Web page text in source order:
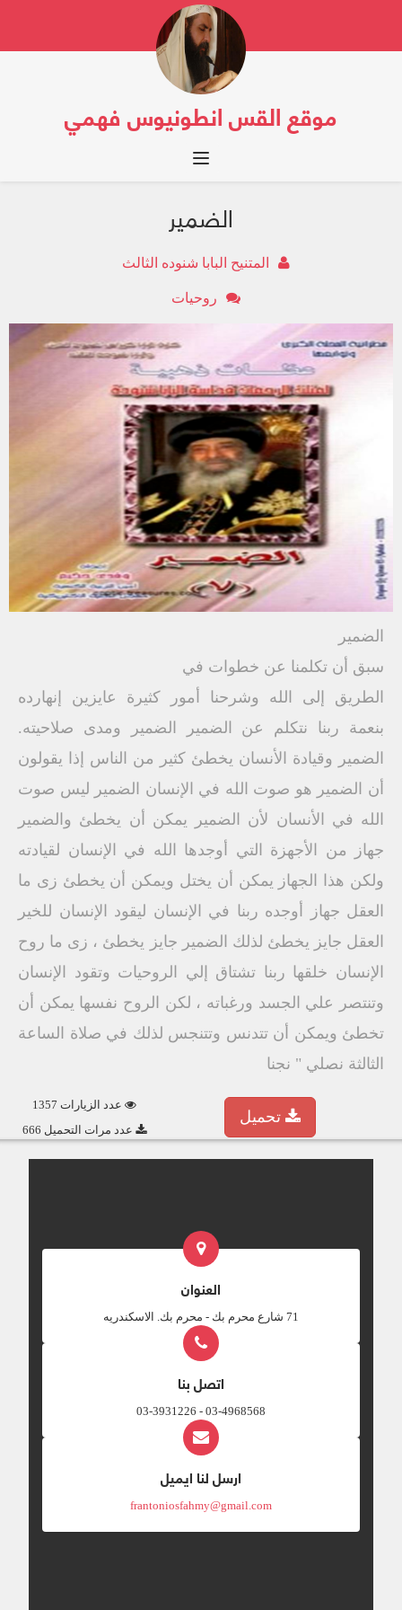
موقع القس انطونيوس فهمي
Toggle navigation
الضمير
المتنيح البابا شنوده الثالث
روحيات
الضمير
سبق أن تكلمنا عن خطوات في
الطريق إلى الله وشرحنا أمور كثيرة عايزين إنهارده
بنعمة ربنا نتكلم عن الضمير الضمير ومدى صلاحيته.
الضمير وقيادة الأنسان يخطئ كثير من الناس إذا يقولون
أن الضمير هو صوت الله في الإنسان الضمير ليس صوت
الله في الأنسان لأن الضمير يمكن أن يخطئ والضمير
جهاز من الأجهزة التي أوجدها الله في الإنسان لقيادته
ولكن هذا الجهاز يمكن أن يختل ويمكن أن يخطئ زى ما
العقل جهاز أوجده ربنا في الإنسان ليقود الإنسان للخير
العقل جايز يخطئ لذلك الضمير جايز يخطئ ، زى ما روح
الإنسان خلقها ربنا تشتاق إلي الروحيات وتقود الإنسان
وتنتصر علي الجسد ورغباته ، لكن الروح نفسها يمكن أن
تخطئ ويمكن أن تتدنس وتتنجس لذلك في صلاة الساعة
الثالثة نصلي " نجنا
عدد الزيارات 1357
عدد مرات التحميل 666
تحميل
العنوان
‎71 شارع محرم بك - محرم بك. الاسكندريه
اتصل بنا
03-4968568 - 03-3931226
ارسل لنا ايميل
frantoniosfahmy@gmail.com